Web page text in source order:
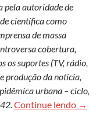
pela autoridade de
científica como
de massa
cobertura,
os suportes (TV, rádio,
produção da notícia,
urbana – ciclo,
Continue lendo →